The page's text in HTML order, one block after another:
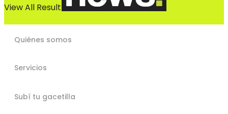
View All Result
Quiénes somos
Servicios
Subí tu gacetilla